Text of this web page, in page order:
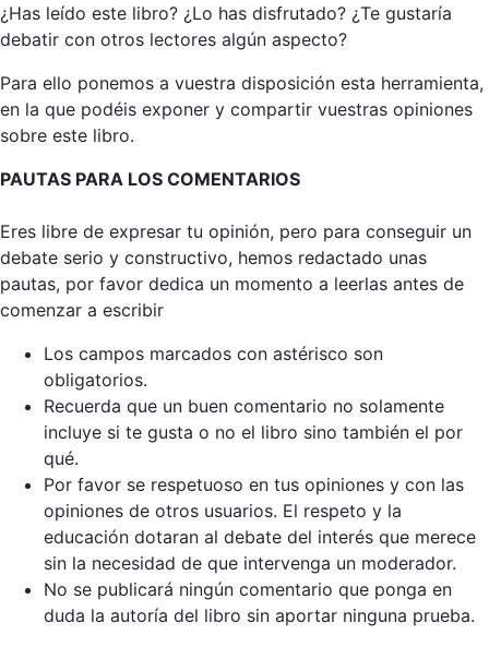
¿Has leído este libro? ¿Lo has disfrutado? ¿Te gustaría
debatir con otros lectores algún aspecto?
Para ello ponemos a vuestra disposición esta herramienta,
en la que podéis exponer y compartir vuestras opiniones
sobre este libro.
PAUTAS PARA LOS COMENTARIOS
Eres libre de expresar tu opinión, pero para conseguir un
debate serio y constructivo, hemos redactado unas
pautas, por favor dedica un momento a leerlas antes de
comenzar a escribir
Los campos marcados con astérisco son
obligatorios.
Recuerda que un buen comentario no solamente
incluye si te gusta o no el libro sino también el por
qué.
Por favor se respetuoso en tus opiniones y con las
opiniones de otros usuarios. El respeto y la
educación dotaran al debate del interés que merece
sin la necesidad de que intervenga un moderador.
No se publicará ningún comentario que ponga en
duda la autoría del libro sin aportar ninguna prueba.